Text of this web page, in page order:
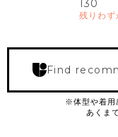
130
残りわず
Find